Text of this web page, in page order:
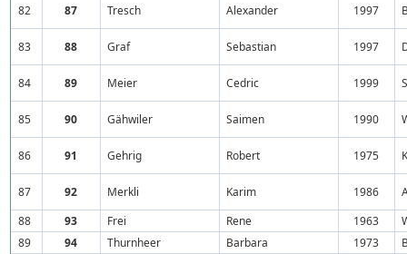
82
87 Tresch Alexander 1997
83 88 Graf Sebastian 1997
84 89 Meier Cedric 1999
85 90 Gähwiler Saimen 1990
86 91 Gehrig Robert 1975
87 92 Merkli Karim 1986
88
93 Frei Rene 1963
89
94 Thurnheer Barbara 1973